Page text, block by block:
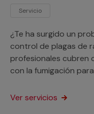
Servicio
¿Te ha surgido un
control de plagas de
profesionales cubren
con la fumigación
Ver servicios